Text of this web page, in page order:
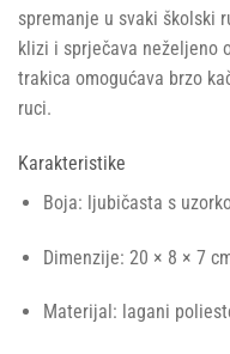
spremanje u svaki školski
klizi i sprječava neželjeno
trakica omogućava brzo
ruci.
Karakteristike
Boja: ljubičasta s
Dimenzije: 20 × 8 × 7
Materijal: lagani